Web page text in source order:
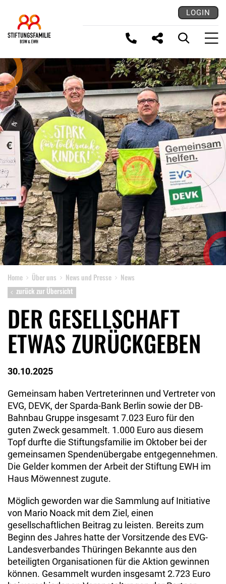
LOGIN
LINK KOPIEREN
Home Über uns News und Presse
News
zurück zur Übersicht
DER GESELLSCHAFT
ETWAS ZURÜCKGEBEN
30.10.2025
Gemeinsam haben Vertreterinnen und Vertreter von
EVG, DEVK, der Sparda-Bank Berlin sowie der DB-
Bahnbau Gruppe insgesamt 7.023 Euro für den
guten Zweck gesammelt. 1.000 Euro aus diesem
Topf durfte die Stiftungsfamilie im Oktober bei der
gemeinsamen Spendenübergabe entgegennehmen.
Die Gelder kommen der Arbeit der Stiftung EWH im
Haus Möwennest zugute.
Möglich geworden war die Sammlung auf Initiative
von Mario Noack mit dem Ziel, einen
gesellschaftlichen Beitrag zu leisten. Bereits zum
Beginn des Jahres hatte der Vorsitzende des EVG-
Landesverbandes Thüringen Bekannte aus den
beteiligten Organisationen für die Aktion gewinnen
können. Gesammelt wurden insgesamt 2.723 Euro